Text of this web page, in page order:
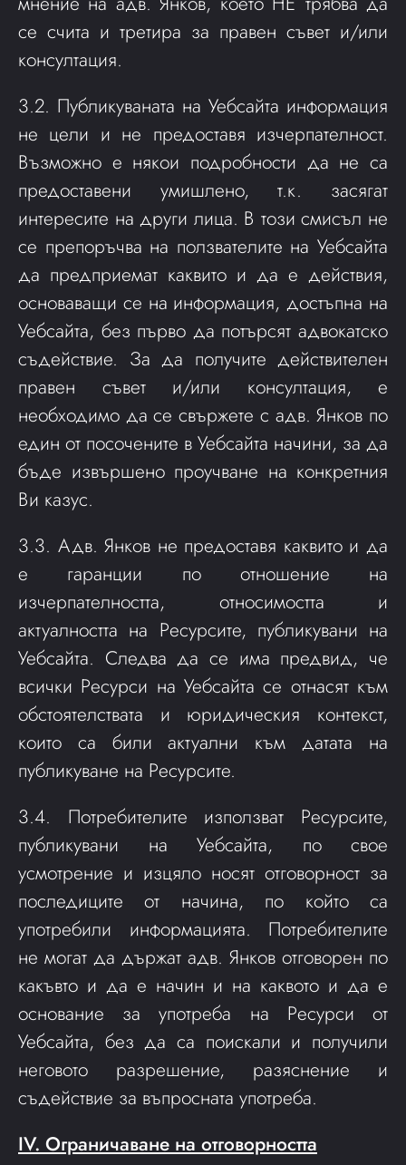
се счита и третира за правен съвет и/или
консултация.
3.2. Публикуваната на Уебсайта информация
не цели и не предоставя изчерпателност.
Възможно е някои подробности да не са
предоставени умишлено, т.к. засягат
интересите на други лица. В този смисъл не
се препоръчва на ползвателите на Уебсайта
да предприемат каквито и да е действия,
основаващи се на информация, достъпна на
Уебсайта, без първо да потърсят адвокатско
съдействие. За да получите действителен
правен съвет и/или консултация, е
необходимо да се свържете с адв. Янков по
един от посочените в Уебсайта начини, за да
бъде извършено проучване на конкретния
Ви казус.
3.3. Адв. Янков не предоставя каквито и да
е гаранции по отношение на
изчерпателността, относимостта и
актуалността на Ресурсите, публикувани на
Уебсайта. Следва да се има предвид, че
всички Ресурси на Уебсайта се отнасят към
обстоятелствата и юридическия контекст,
които са били актуални към датата на
публикуване на Ресурсите.
3.4. Потребителите използват Ресурсите,
публикувани на Уебсайта, по свое
усмотрение и изцяло носят отговорност за
последиците от начина, по който са
употребили информацията. Потребителите
не могат да държат адв. Янков отговорен по
какъвто и да е начин и на каквото и да е
основание за употреба на Ресурси от
Уебсайта, без да са поискали и получили
неговото разрешение, разяснение и
съдействие за въпросната употреба.
IV. Ограничаване на отговорността